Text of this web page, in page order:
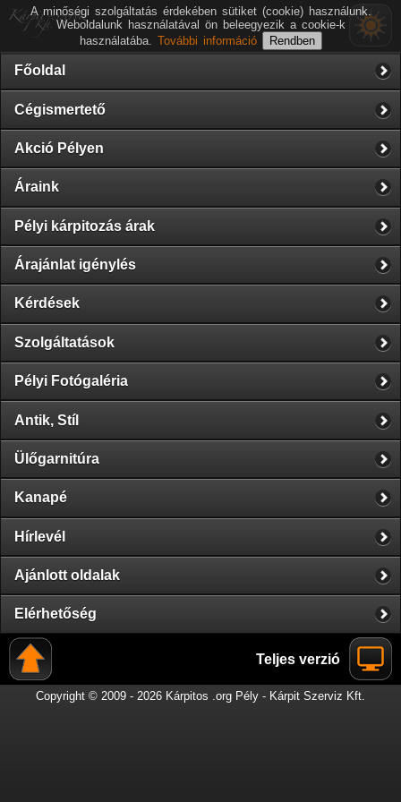
Főoldal
Cégismertető
Akció Pélyen
Áraink
Pélyi kárpitozás árak
Árajánlat igénylés
Kérdések
Szolgáltatások
Pélyi Fotógaléria
Antik, Stíl
Ülőgarnitúra
Kanapé
Hírlevél
Ajánlott oldalak
Elérhetőség
Teljes verzió
Copyright © 2009 - 2026 Kárpitos .org Pély - Kárpit Szerviz Kft.
A minőségi szolgáltatás érdekében sütiket (cookie) használunk.
Weboldalunk használatával ön beleegyezik a cookie-k
használatába. További információ